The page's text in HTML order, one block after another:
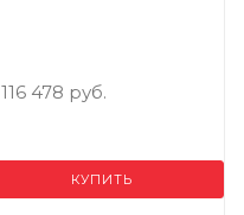
116 478 руб.
КУПИТЬ